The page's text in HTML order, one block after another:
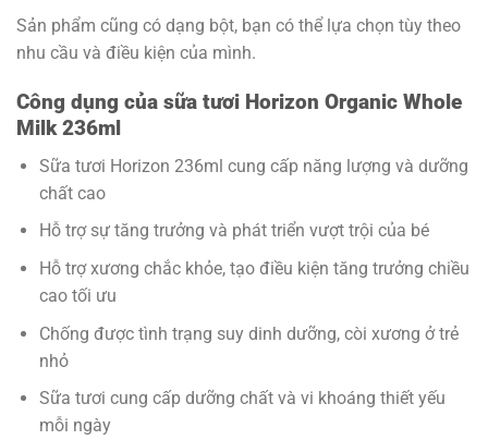
Sản phẩm cũng có dạng bột, bạn có thể lựa chọn tùy theo
nhu cầu và điều kiện của mình.
Công dụng của sữa tươi Horizon Organic Whole
Milk 236ml
Sữa tươi Horizon 236ml cung cấp năng lượng và dưỡng
chất cao
Hỗ trợ sự tăng trưởng và phát triển vượt trội của bé
Hỗ trợ xương chắc khỏe, tạo điều kiện tăng trưởng chiều
cao tối ưu
Chống được tình trạng suy dinh dưỡng, còi xương ở trẻ
nhỏ
Sữa tươi cung cấp dưỡng chất và vi khoáng thiết yếu
mỗi ngày